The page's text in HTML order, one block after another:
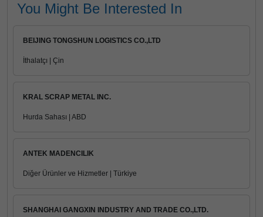
You Might Be Interested In
BEIJING TONGSHUN LOGISTICS CO.,LTD
İthalatçı | Çin
KRAL SCRAP METAL INC.
Hurda Sahası | ABD
ANTEK MADENCILIK
Diğer Ürünler ve Hizmetler | Türkiye
SHANGHAI GANGXIN INDUSTRY AND TRADE CO.,LTD.